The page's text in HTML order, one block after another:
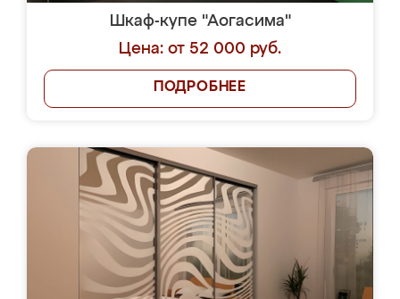
Шкаф-купе "Аогасима"
Цена: от 52 000 руб.
ПОДРОБНЕЕ